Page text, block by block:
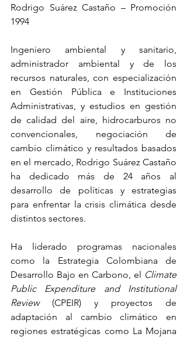
Rodrigo Suárez Castaño – Promoción
1994
Ingeniero ambiental y sanitario,
administrador ambiental y de los
recursos naturales, con especialización
en Gestión Pública e Instituciones
Administrativas, y estudios en gestión
de calidad del aire, hidrocarburos no
convencionales, negociación de
cambio climático y resultados basados
en el mercado, Rodrigo Suárez Castaño
ha dedicado más de 24 años al
desarrollo de políticas y estrategias
para enfrentar la crisis climática desde
distintos sectores.
Ha liderado programas nacionales
como la Estrategia Colombiana de
Desarrollo Bajo en Carbono, el Climate
Public Expenditure and Institutional
Review (CPEIR) y proyectos de
adaptación al cambio climático en
regiones estratégicas como La Mojana